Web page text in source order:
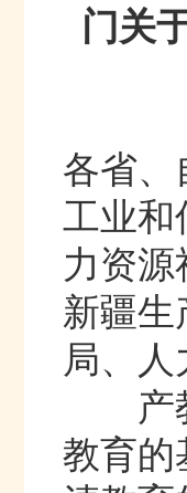
门关
各省
工业和
力资源
新疆生
局、
产教
教育的